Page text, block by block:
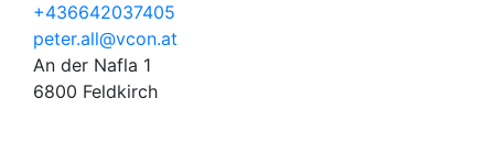
+436642037405
peter.all@vcon.at
An der Nafla 1
6800 Feldkirch